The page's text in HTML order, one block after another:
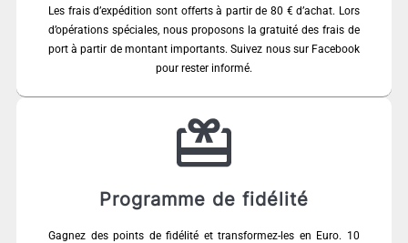
Les frais d’expédition sont offerts à partir de 80 € d’achat. Lors
d’opérations spéciales, nous proposons la gratuité des frais de
port à partir de montant importants. Suivez nous sur Facebook
pour rester informé.
Programme de fidélité
Gagnez des points de fidélité et transformez-les en Euro. 10